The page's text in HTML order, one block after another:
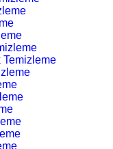
Temizleme